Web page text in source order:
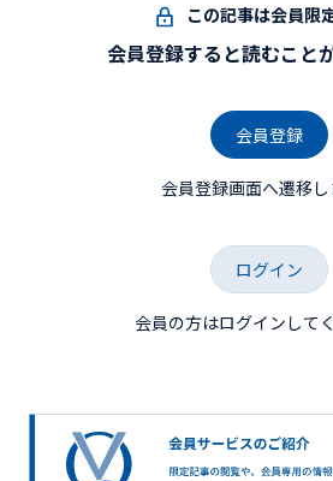
この記事は会員限
会員登録すると読むこと
会員登録
会員登録画面へ遷移し
ログイン
会員の方はログインして